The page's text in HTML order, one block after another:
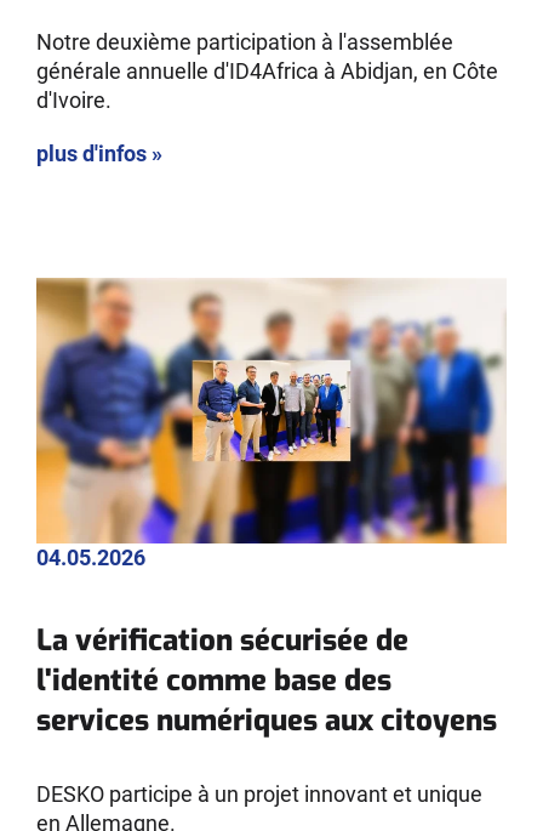
Notre deuxième participation à l'assemblée
générale annuelle d'ID4Africa à Abidjan, en Côte
d'Ivoire.
plus d'infos »
04.05.2026
La vérification sécurisée de
l'identité comme base des
services numériques aux citoyens
DESKO participe à un projet innovant et unique
en Allemagne.